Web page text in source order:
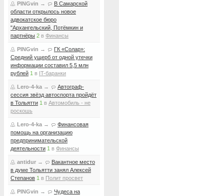
PINGvin →
В Самарской
области открылось новое
адвокатское бюро
"Архангельский, Потёмкин и
партнёры 2 в Финансы
PINGvin →
ГК «Солар»:
Средний ущерб от одной утечки
информации составил 5,5 млн
рублей 1 в IT-баранки
Lero-4-ka →
Автограф-
сессия звёзд автоспорта пройдёт
в Тольятти 1 в Автомобиль - не
роскошь
Lero-4-ka →
Финансовая
помощь на организацию
предпринимательской
деятельности 1 в Финансы
antidur →
Вакантное место
в думе Тольятти занял Алексей
Степанов 1 в Полит просвет
PINGvin →
Чудеса на